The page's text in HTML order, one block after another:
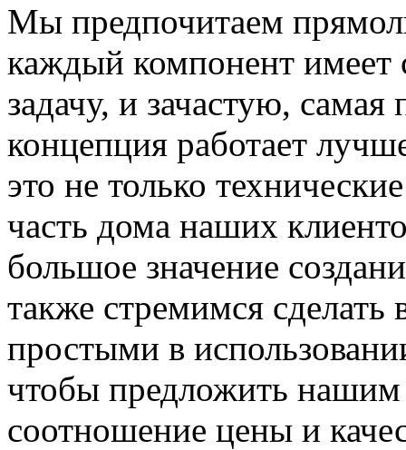
Мы предпочитаем
каждый компонент имеет
задачу, и зачастую, самая
концепция работает
это не только
часть дома наших
большое значение
также стремимся
простыми в
чтобы предложить
соотношение цены и